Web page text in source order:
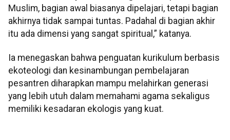
Muslim, bagian awal biasanya dipelajari, tetapi bagian
akhirnya tidak sampai tuntas. Padahal di bagian akhir
itu ada dimensi yang sangat spiritual,” katanya.
Ia menegaskan bahwa penguatan kurikulum berbasis
ekoteologi dan kesinambungan pembelajaran
pesantren diharapkan mampu melahirkan generasi
yang lebih utuh dalam memahami agama sekaligus
memiliki kesadaran ekologis yang kuat.